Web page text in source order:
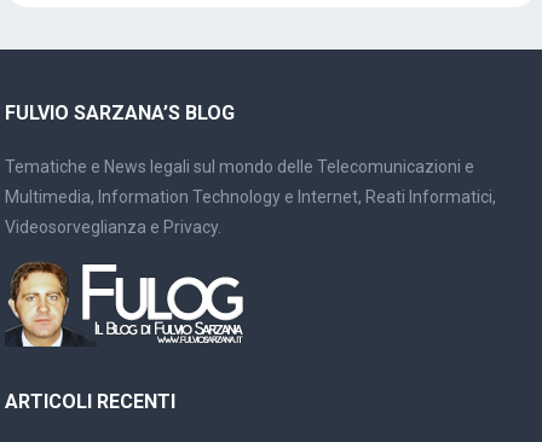
FULVIO SARZANA’S BLOG
Tematiche e News legali sul mondo delle Telecomunicazioni e
Multimedia, Information Technology e Internet, Reati Informatici,
Videosorveglianza e Privacy.
ARTICOLI RECENTI